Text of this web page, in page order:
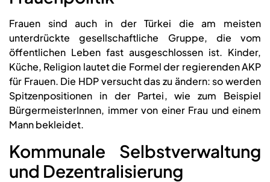
Frauen sind auch in der Türkei die am meisten
unterdrückte gesellschaftliche Gruppe, die vom
öffentlichen Leben fast ausgeschlossen ist. Kinder,
Küche, Religion lautet die Formel der regierenden AKP
für Frauen. Die HDP versucht das zu ändern: so werden
Spitzenpositionen in der Partei, wie zum Beispiel
BürgermeisterInnen, immer von einer Frau und einem
Mann bekleidet.
Kommunale Selbstverwaltung
und Dezentralisierung